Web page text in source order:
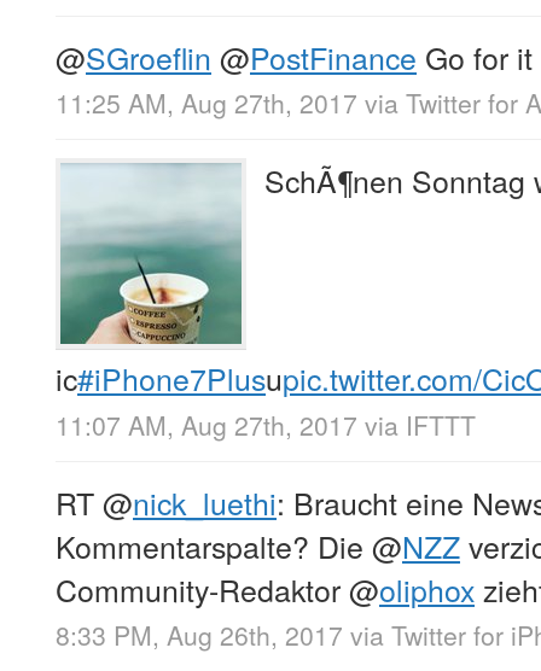
@SGroeflin @PostFinance Go for it
11:25 AM, Aug 27th, 2017 via Twitter for
SchÃ¶nen
ic#iPhone7Plusupic.twitter.com/
11:07 AM, Aug 27th, 2017 via IFTTT
RT@nick_luethi: Braucht eine
Kommentarspalte? Die @NZZ
Community-Redaktor@oliphox
8:33 PM, Aug 26th, 2017 via Twitter for